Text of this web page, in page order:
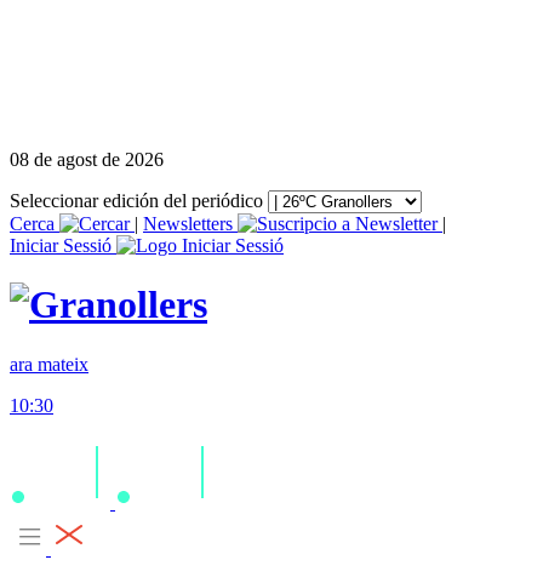
08 de agost de 2026
Seleccionar edición del periódico
Cerca
| Newsletters
|
Iniciar Sessió
ara mateix
10:30